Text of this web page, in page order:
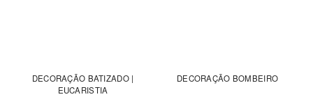
DECORAÇÃO BATIZADO |
EUCARISTIA
DECORAÇÃO BOMBEIRO